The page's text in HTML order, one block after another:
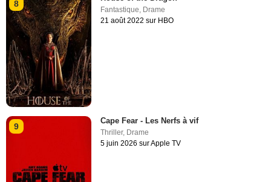
8
Fantastique Drame
21 août 2022 sur HBO
9
Cape Fear - Les Nerfs à vif
Thriller, Drame
5 juin 2026 sur Apple TV